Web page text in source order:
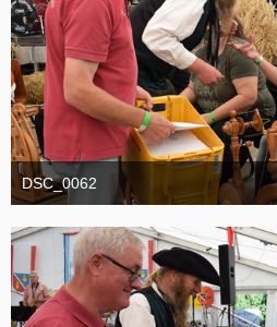
DSC_0062
1. September 2025